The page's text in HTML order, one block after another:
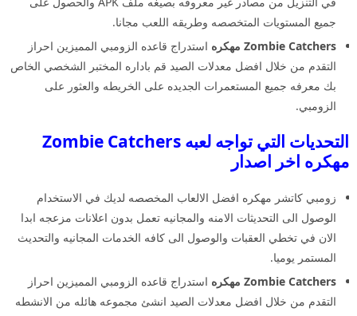
جميع المستويات المتخصصه وطريقه اللعب مجانا.
Zombie Catchers مهكره
استدراج قاعده الزومبي المميزين احراز
التقدم من خلال افضل معدلات الصيد قم باداره المختبر الشخصي الخاص
بك معرفه جميع المستعمرات الجديده على الخريطه والعثور على
الزومبي.
التحديات التي تواجه لعبه Zombie Catchers
مهكره اخر اصدار
زومبي كاتشر مهكره افضل الالعاب المخصصه لديك في الاستخدام
الوصول الى التحديثات الامنه والمجانيه تعمل بدون اعلانات مزعجه ابدا
الان في تخطي العقبات والوصول الى كافه الخدمات المجانيه والتحديث
المستمر يوميا.
Zombie Catchers مهكره
استدراج قاعده الزومبي المميزين احراز
التقدم من خلال افضل معدلات الصيد انشئ مجموعه هائله من الانشطه